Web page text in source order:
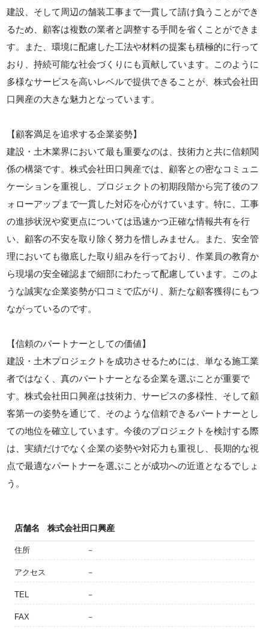
建設、そして周辺の舗装工事まで一貫して請け負うことができ
るため、顧客は複数の業者と調整する手間を省くことができま
す。また、環境に配慮した工法や材料の提案も積極的に行って
おり、持続可能な社会づくりにも貢献しています。このように
多様なサービスを高いレベルで提供できることが、株式会社田
口興産の大きな魅力となっています。
【顧客満足を追求する企業姿勢】
建設・土木業界において最も重要なのは、技術力と共に信頼関
係の構築です。株式会社田口興産では、顧客との密なコミュニ
ケーションを重視し、プロジェクトの初期段階から完了後のフ
ォローアップまで一貫した対応を心がけています。特に、工事
の進捗状況や変更点については迅速かつ正確な情報共有を行
い、顧客の不安を取り除く努力を惜しみません。また、安全管
理においても徹底した取り組みを行っており、作業員の教育か
ら現場の安全確認まで細部にわたって配慮しています。このよ
うな誠実な企業姿勢が口コミで広がり、新たな顧客獲得にもつ
ながっているのです。
【信頼のパートナーとしての価値】
建設・土木プロジェクトを成功させるためには、単なる施工業
者ではなく、真のパートナーとなる企業を選ぶことが重要で
す。株式会社田口興産は技術力、サービスの多様性、そして顧
客第一の姿勢を通じて、そのような信頼できるパートナーとし
ての地位を確立しています。今後のプロジェクトを検討する際
は、実績だけでなく企業の姿勢や対応力も重視し、長期的な視
点で最適なパートナーを選ぶことが成功への近道となるでしょ
う。
店舗名 株式会社田口興産
住所 －
アクセス －
TEL －
FAX －